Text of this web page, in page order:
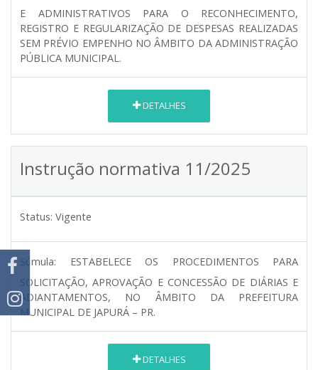
E ADMINISTRATIVOS PARA O RECONHECIMENTO,
REGISTRO E REGULARIZAÇÃO DE DESPESAS REALIZADAS
SEM PRÉVIO EMPENHO NO ÂMBITO DA ADMINISTRAÇÃO
PÚBLICA MUNICIPAL.
DETALHES
Instrução normativa 11/2025
Status: Vigente
Súmula:
ESTABELECE OS PROCEDIMENTOS PARA
SOLICITAÇÃO, APROVAÇÃO E CONCESSÃO DE DIÁRIAS E
ADIANTAMENTOS, NO ÂMBITO DA PREFEITURA
MUNICIPAL DE JAPURÁ – PR.
DETALHES